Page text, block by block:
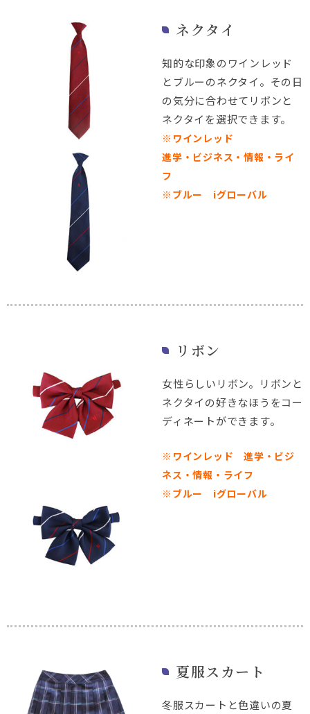
ネクタイ
知的な印象のワインレッド
とブルーのネクタイ。その日
の気分に合わせてリボンと
ネクタイを選択できます。
※ワインレッド
進学・ビジネス・情報・ライ
フ
※ブルー iグローバル
リボン
女性らしいリボン。リボンと
ネクタイの好きなほうをコー
ディネートができます。
※ワインレッド 進学・ビジ
ネス・情報・ライフ
※ブルー iグローバル
夏服スカート
冬服スカートと色違いの夏